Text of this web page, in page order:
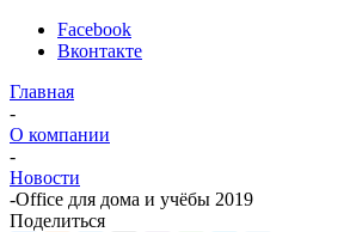
Facebook
Вконтакте
Главная
-
О компании
-
Новости
-Office для дома и учёбы 2019
Поделиться